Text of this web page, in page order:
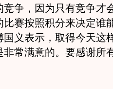
争，因为只有竞争才
赛按照积分来决定谁
义表示，取得今天这
非常满意的。要感谢所